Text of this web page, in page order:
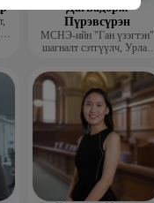
Дагвадорж
Пүрэвсүрэн
МСНЭ-ийн "Ган үзэгтэн"
шагналт сэтгүүлч, Урлаг